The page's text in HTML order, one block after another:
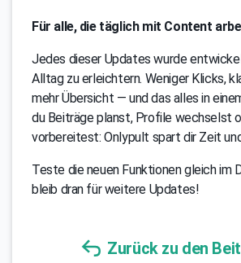
Für alle, die täglich mit Content
Jedes dieser Updates wurde
Alltag zu erleichtern. Weniger Klicks,
mehr Übersicht — und das alles in
du Beiträge planst, Profile wechselst
vorbereitest: Onlypult spart dir Zeit
Teste die neuen Funktionen gleich im
bleib dran für weitere Updates!
Zurück zu den